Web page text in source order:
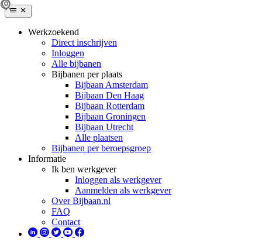
Werkzoekend
Direct inschrijven
Inloggen
Alle bijbanen
Bijbanen per plaats
Bijbaan Amsterdam
Bijbaan Den Haag
Bijbaan Rotterdam
Bijbaan Groningen
Bijbaan Utrecht
Alle plaatsen
Bijbanen per beroepsgroep
Informatie
Ik ben werkgever
Inloggen als werkgever
Aanmelden als werkgever
Over Bijbaan.nl
FAQ
Contact